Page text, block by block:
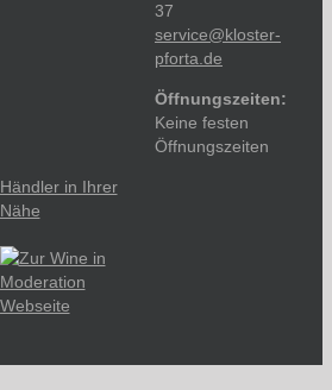
37
service@kloster-
pforta.de
Öffnungszeiten:
Keine festen
Öffnungszeiten
Händler in Ihrer
Nähe